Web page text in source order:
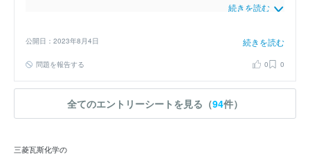
のメンター制度を導入し、1.ペアで下級生が考えたメニューを行う時
幹部数名からの反対やペアのマッチングの困難を乗り越え、主体的に
練習するようになった1年生の欠席率が改善された結果、チーム力が
続きを読む
公開日：2023年8月4日 続きを読む
問題を報告する 0 0
全てのエントリーシートを見る（94件）
三菱瓦斯化学の